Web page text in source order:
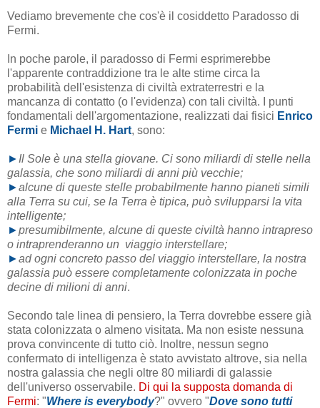
Vediamo brevemente che cos'è il cosiddetto Paradosso di
Fermi.
In poche parole, il paradosso di Fermi esprimerebbe
l'apparente contraddizione tra le alte stime circa la
probabilità dell'esistenza di civiltà extraterrestri e la
mancanza di contatto (o l'evidenza) con tali civiltà. I punti
fondamentali dell'argomentazione, realizzati dai fisici Enrico
Fermi e Michael H. Hart, sono:
► Il Sole è una stella giovane. Ci sono miliardi di stelle nella
galassia, che sono miliardi di anni più vecchie;
►alcune di queste stelle probabilmente hanno pianeti simili
alla Terra su cui, se la Terra è tipica, può svilupparsi la vita
intelligente;
►presumibilmente, alcune di queste civiltà hanno intrapreso
o intraprenderanno un viaggio interstellare;
►ad ogni concreto passo del viaggio interstellare, la nostra
galassia può essere completamente colonizzata in poche
decine di milioni di anni.
Secondo tale linea di pensiero, la Terra dovrebbe essere già
stata colonizzata o almeno visitata. Ma non esiste nessuna
prova convincente di tutto ciò. Inoltre, nessun segno
confermato di intelligenza è stato avvistato altrove, sia nella
nostra galassia che negli oltre 80 miliardi di galassie
dell'universo osservabile. Di qui la supposta domanda di
Fermi: "Where is everybody?" ovvero "Dove sono tutti